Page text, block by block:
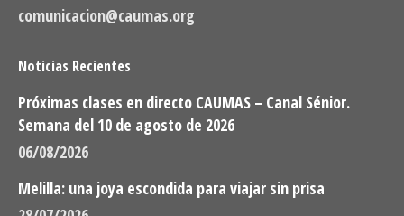
comunicacion@caumas.org
Noticias Recientes
Próximas clases en directo CAUMAS – Canal Sénior.
Semana del 10 de agosto de 2026
06/08/2026
Melilla: una joya escondida para viajar sin prisa